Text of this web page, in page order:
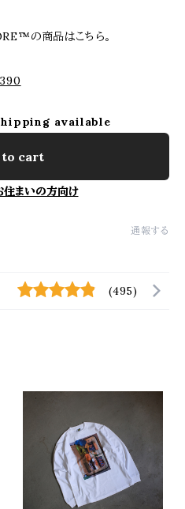
の商品はこちら。
available
to cart
住まいの方向け
通報する
(495)